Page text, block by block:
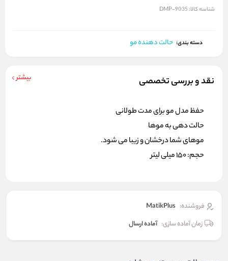
شناسه کالا: DMP-9035
دسته بندی: حالت دهنده مو
نقد و بررسی تخصصی بیشتر
حفظ مدل مو برای مدت طولانی
حالت دهی به موها
موهای شما درخشان و زیبا می شود.
حجم: ۱۵۰ میلی لیتر
فروشنده: MatikPlus
زمان آماده سازی: آماده ارسال